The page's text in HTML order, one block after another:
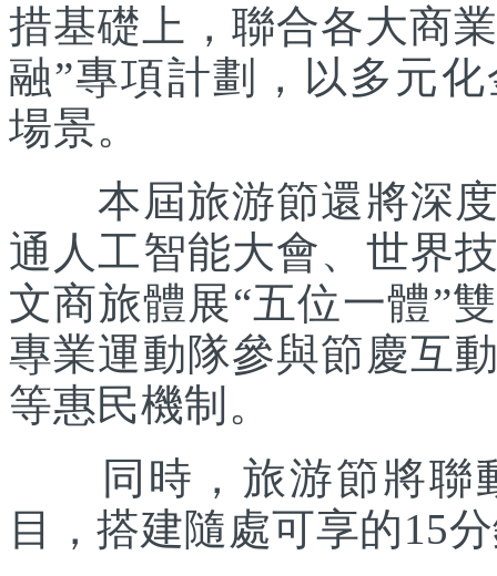
措基礎上，聯合各大商
融”專項計劃，以多元
場景。
本屆旅游節還將深度
通人工智能大會、世界
文商旅體展“五位一體”
專業運動隊參與節慶互
等惠民機制。
同時，旅游節將聯
目，搭建隨處可享的15